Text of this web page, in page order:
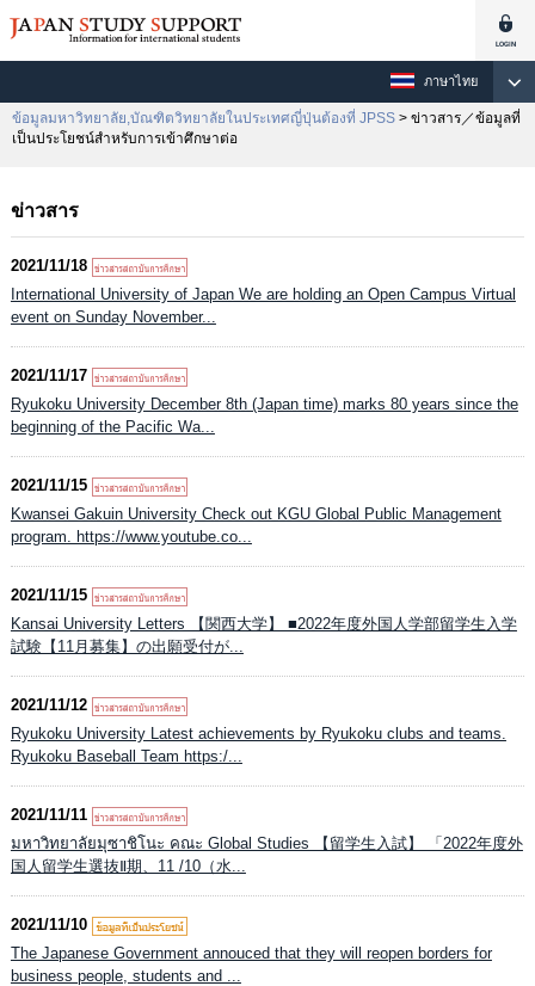
ภาษาไทย
ข้อมูลมหาวิทยาลัย,บัณฑิตวิทยาลัยในประเทศญี่ปุ่นต้องที่ JPSS > ข่าวสาร／ข้อมูลที่
เป็นประโยชน์สำหรับการเข้าศึกษาต่อ
ข่าวสาร
2021/11/18
International University of Japan We are holding an Open Campus Virtual
event on Sunday November...
2021/11/17
Ryukoku University December 8th (Japan time) marks 80 years since the
beginning of the Pacific Wa...
2021/11/15
Kwansei Gakuin University Check out KGU Global Public Management
program. https://www.youtube.co...
2021/11/15
Kansai University Letters 【関西大学】 ■2022年度外国人学部留学生入学
試験【11月募集】の出願受付が...
2021/11/12
Ryukoku University Latest achievements by Ryukoku clubs and teams.
Ryukoku Baseball Team https:/...
2021/11/11
มหาวิทยาลัยมุซาชิโนะ คณะ Global Studies 【留学生入試】 「2022年度外
国人留学生選抜Ⅱ期、11 /10（水...
2021/11/10
The Japanese Government annouced that they will reopen borders for
business people, students and ...